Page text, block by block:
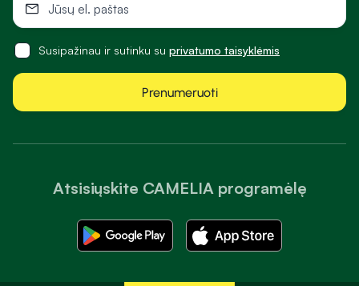
Atsisiųskite CAMELIA programėlę
Susipažinau ir sutinku su privatumo taisyklėmis
Prenumeruoti